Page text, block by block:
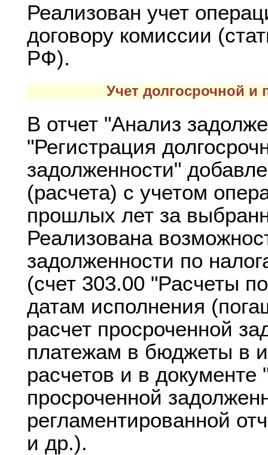
Реализован учет
договору комиссии
РФ).
Учет долгосрочной и
В отчет "Анализ
"Регистрация
задолженности"
(расчета) с учетом
прошлых лет за
Реализована
задолженности по
(счет 303.00 "Расчеты
датам исполнения
расчет просроченной
платежам в бюджеты в
расчетов и в документе
просроченной
регламентированной
и др.).